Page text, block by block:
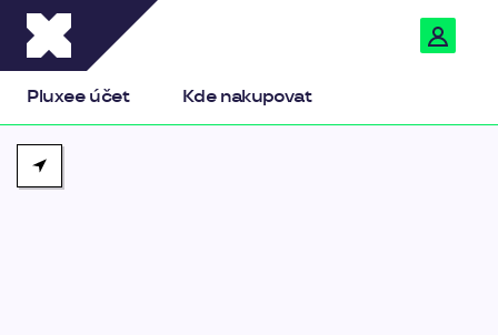
Pluxee účet Kde nakupovat